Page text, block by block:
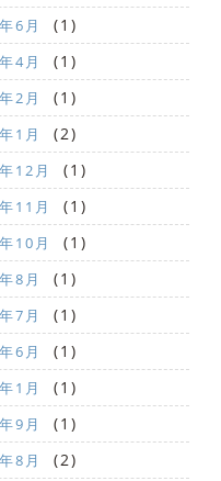
6月 (1)
4月 (1)
2月 (1)
1月 (2)
12月 (1)
11月 (1)
10月 (1)
8月 (1)
7月 (1)
6月 (1)
1月 (1)
9月 (1)
8月 (2)